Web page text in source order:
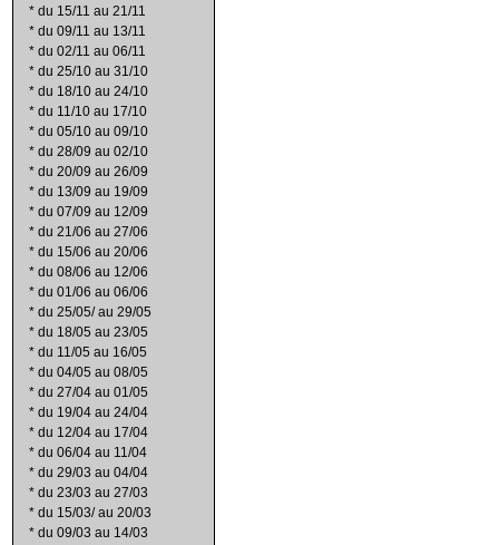
* du 15/11 au 21/11
* du 09/11 au 13/11
* du 02/11 au 06/11
* du 25/10 au 31/10
* du 18/10 au 24/10
* du 11/10 au 17/10
* du 05/10 au 09/10
* du 28/09 au 02/10
* du 20/09 au 26/09
* du 13/09 au 19/09
* du 07/09 au 12/09
* du 21/06 au 27/06
* du 15/06 au 20/06
* du 08/06 au 12/06
* du 01/06 au 06/06
* du 25/05/ au 29/05
* du 18/05 au 23/05
* du 11/05 au 16/05
* du 04/05 au 08/05
* du 27/04 au 01/05
* du 19/04 au 24/04
* du 12/04 au 17/04
* du 06/04 au 11/04
* du 29/03 au 04/04
* du 23/03 au 27/03
* du 15/03/ au 20/03
* du 09/03 au 14/03